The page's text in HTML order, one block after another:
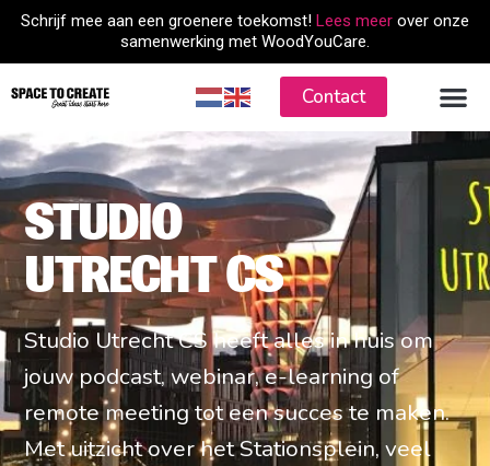
SkipSchrijf mee aan een groenere toekomst! Lees meer over onze
samenwerking met WoodYouCare.
Contact
STUDIO
UTRECHT CS
Studio Utrecht CS heeft alles in huis om
jouw podcast, webinar, e-learning of
remote meeting tot een succes te maken.
Met uitzicht over het Stationsplein, veel